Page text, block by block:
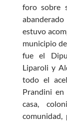
foro sobre
estuvo
municipio
fue el
Liparoli y
todo el
Prandini
casa,
comunidad,